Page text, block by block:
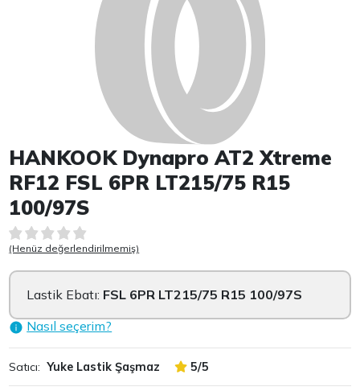
HANKOOK Dynapro AT2 Xtreme
RF12 FSL 6PR LT215/75 R15
100/97S
(Henüz değerlendirilmemiş)
Lastik Ebatı: FSL 6PR LT215/75 R15 100/97S
Nasıl seçerim?
Satıcı: Yuke Lastik Şaşmaz 5/5